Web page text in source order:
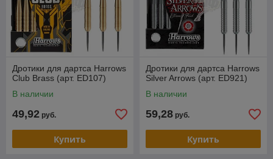
Дротики для дартса Harrows
Club Brass (арт. ED107)
В наличии
49,92 руб.
Купить
Дротики для дартса Harrows
Silver Arrows (арт. ED921)
В наличии
59,28 руб.
Купить